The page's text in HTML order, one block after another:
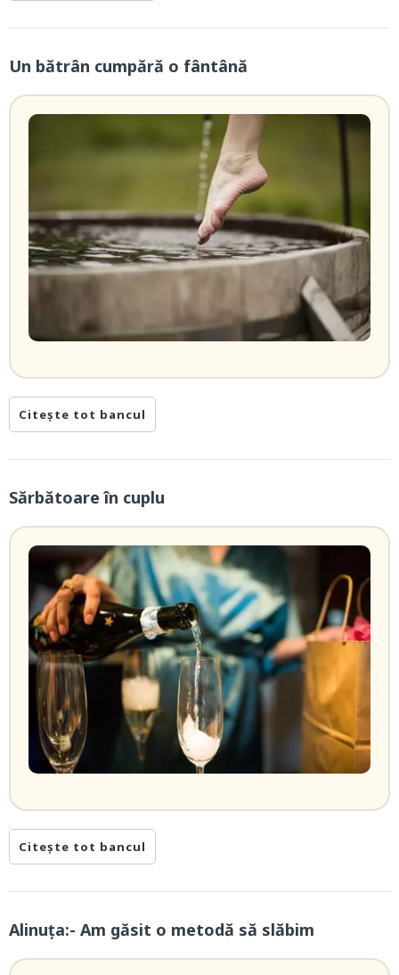
Un bătrân cumpără o fântână
Citește tot bancul
Sărbătoare în cuplu
Citește tot bancul
Alinuța:- Am găsit o metodă să slăbim